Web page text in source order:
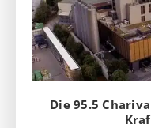
Die 95.5